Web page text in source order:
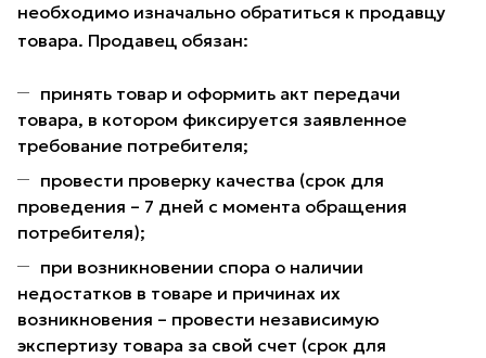
необходимо изначально обратиться к продавцу
товара. Продавец обязан:
принять товар и оформить акт передачи
товара, в котором фиксируется заявленное
требование потребителя;
провести проверку качества (срок для
проведения – 7 дней с момента обращения
потребителя);
при возникновении спора о наличии
недостатков в товаре и причинах их
возникновения – провести независимую
экспертизу товара за свой счет (срок для